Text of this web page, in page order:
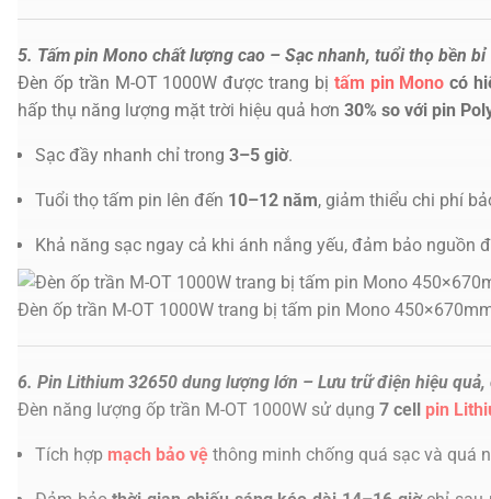
5. Tấm pin Mono chất lượng cao – Sạc nhanh, tuổi thọ bền bỉ
Đèn ốp trần M-OT 1000W được trang bị tấm pin Mono có
hấp thụ năng lượng mặt trời hiệu quả hơn 30% so với pin
Sạc đầy nhanh chỉ trong 3–5 giờ.
Tuổi thọ tấm pin lên đến 10–12 năm, giảm thiểu chi phí
Khả năng sạc ngay cả khi ánh nắng yếu, đảm bảo nguồn
Đèn ốp trần M-OT 1000W trang bị tấm pin Mono
6. Pin Lithium 32650 dung lượng lớn – Lưu trữ điện hiệu quả,
Đèn năng lượng ốp trần M-OT 1000W sử dụng 7 cell pin
Tích hợp mạch bảo vệ thông minh chống quá sạc và quá